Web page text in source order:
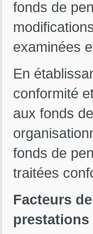
fonds de
examinées
En
conformité
aux fonds
fonds de
traitées
Facteurs
prestations